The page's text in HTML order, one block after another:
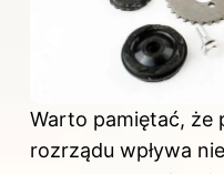
Warto pamiętać, że
rozrządu wpływa